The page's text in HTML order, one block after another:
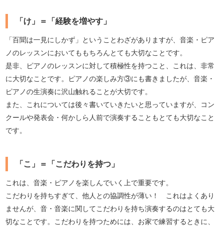
「け」＝「経験を増やす」
「百聞は一見にしかず」ということわざがありますが、音楽・ピア
ノのレッスンにおいてももちろんとても大切なことです。
是非、ピアノのレッスンに対して積極性を持つこと、これは、非常
に大切なことです。ピアノの楽しみ方③にも書きましたが、音楽・
ピアノの生演奏に沢山触れることが大切です。
また、これについては後々書いていきたいと思っていますが、コン
クールや発表会・何かしら人前で演奏することもとても大切なこと
です。
「こ」＝「こだわりを持つ」
これは、音楽・ピアノを楽しんでいく上で重要です。
こだわりを持ちすぎて、他人との協調性が薄い！ これはよくあり
ませんが、音・音楽に関してこだわりを持ち演奏するのはとても大
切なことです。こだわりを持つためには、お家で練習するときに、